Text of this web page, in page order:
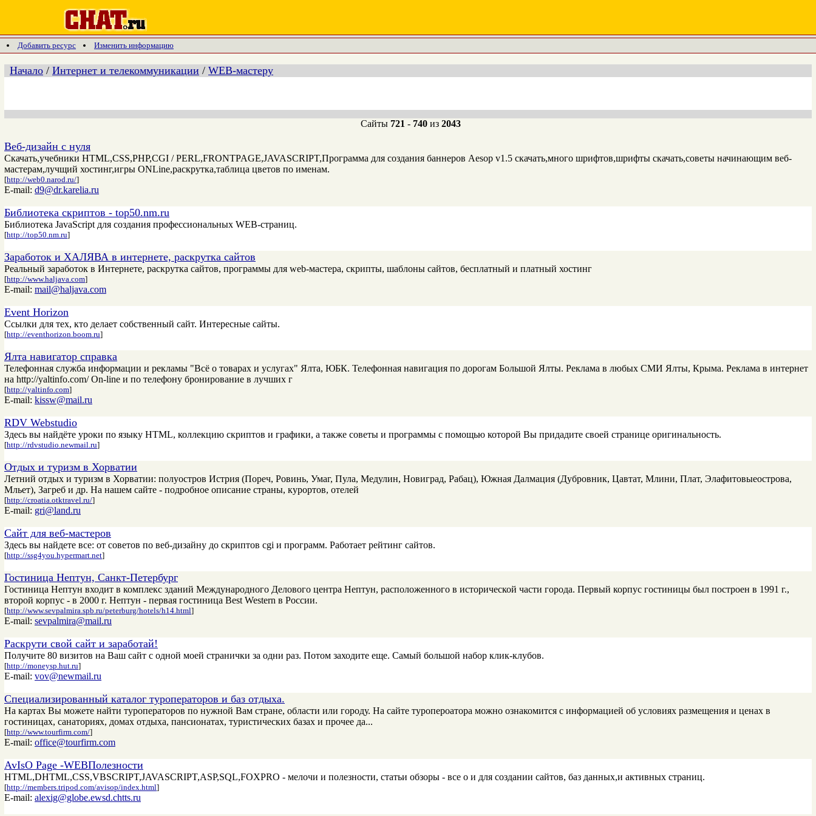
Добавить ресурс Изменить информацию
Начало / Интернет и телекоммуникации / WEB-мастеру
Сайты 721 - 740из 2043
Веб-дизайн с нуля
Скачать,учебники HTML,CSS,PHP,CGI / PERL,FRONTPAGE,JAVASCRIPT,Программа для создания баннеров Aesop v1.5 скачать,много шрифтов,шрифты скачать,советы начинающим веб-
мастерам,лучщий хостинг,игры ONLine,раскрутка,таблица цветов по именам.
[http://web0.narod.ru/]
E-mail: d9@dr.karelia.ru
Библиотека скриптов - top50.nm.ru
Библиотека JavaScript для создания профессиональных WEB-страниц.
[http://top50.nm.ru]
Заработок и ХАЛЯВА в интернете, раскрутка сайтов
Реальный заработок в Интернете, раскрутка сайтов, программы для web-мастера, скрипты, шаблоны сайтов, бесплатный и платный хостинг
[http://www.haljava.com]
E-mail: mail@haljava.com
Event Horizon
Ссылки для тех, кто делает собственный сайт. Интересные сайты.
[http://eventhorizon.boom.ru]
Ялта навигатор справка
Телефонная служба информации и рекламы "Всё о товарах и услугах" Ялта, ЮБК. Телефонная навигация по дорогам Большой Ялты. Реклама в любых СМИ Ялты, Крыма. Реклама в интернет
на http://yaltinfo.com/ On-line и по телефону бронирование в лучших г
[http://yaltinfo.com]
E-mail: kissw@mail.ru
RDV Webstudio
Здесь вы найдёте уроки по языку HTML, коллекцию скриптов и графики, а также советы и программы с помощью которой Вы придадите своей странице оригинальность.
[http://rdvstudio.newmail.ru]
Отдых и туризм в Хорватии
Летний отдых и туризм в Хорватии: полуостров Истрия (Пореч, Ровинь, Умаг, Пула, Медулин, Новиград, Рабац), Южная Далмация (Дубровник, Цавтат, Млини, Плат, Элафитовыеострова,
Мльет), Загреб и др. На нашем сайте - подробное описание страны, курортов, отелей
[http://croatia.otktravel.ru/]
E-mail: gri@land.ru
Сайт для веб-мастеров
Здесь вы найдете все: от советов по веб-дизайну до скриптов cgi и программ. Работает рейтинг сайтов.
[http://ssg4you.hypermart.net]
Гостиница Нептун, Санкт-Петербург
Гостиница Нептун входит в комплекс зданий Международного Делового центра Нептун, расположенного в исторической части города. Первый корпус гостиницы был построен в 1991 г.,
второй корпус - в 2000 г. Нептун - первая гостиница Best Western в России.
[http://www.sevpalmira.spb.ru/peterburg/hotels/h14.html]
E-mail: sevpalmira@mail.ru
Раскрути свой сайт и заработай!
Получите 80 визитов на Ваш сайт с одной моей странички за одни раз. Потом заходите еще. Самый большой набор клик-клубов.
[http://moneysp.hut.ru]
E-mail: vov@newmail.ru
Специализированный каталог туроператоров и баз отдыха.
На картах Вы можете найти туроператоров по нужной Вам стране, области или городу. На сайте туропероатора можно ознакомится с информацией об условиях размещения и ценах в
гостиницах, санаториях, домах отдыха, пансионатах, туристических базах и прочее да...
[http://www.tourfirm.com/]
E-mail: office@tourfirm.com
AvIsO Page -WEBПолезности
HTML,DHTML,CSS,VBSCRIPT,JAVASCRIPT,ASP,SQL,FOXPRO - мелочи и полезности, статьи обзоры - все о и для создании сайтов, баз данных,и активных страниц.
[http://members.tripod.com/avisop/index.html]
E-mail: alexig@globe.ewsd.chtts.ru